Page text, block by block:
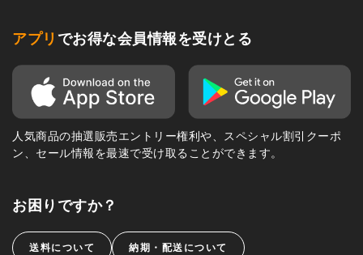
アプリ でお得な会員情報を受けとる
人気商品の抽選販売エントリー権利や、スペシャル割引クーポ
ン、セール情報を最速で受け取ることができます。
お困りですか？
送料について 納期・配送について